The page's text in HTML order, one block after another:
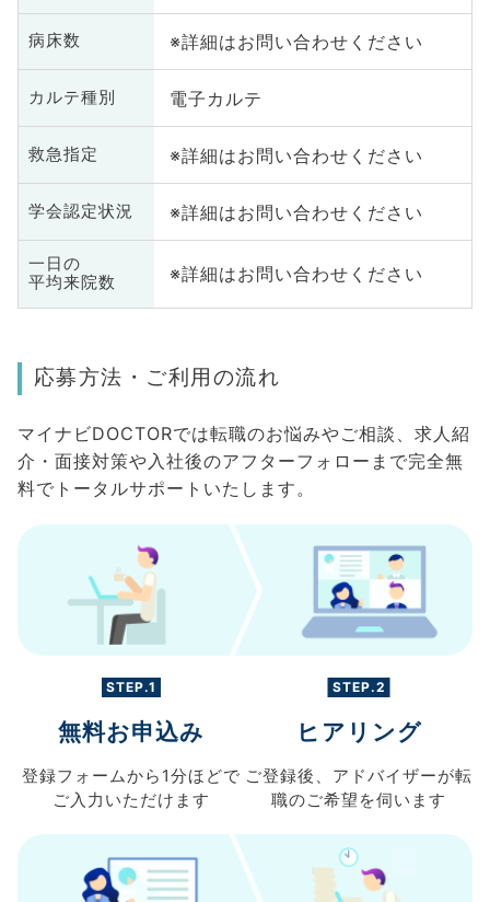
病床数 ※詳細はお問い合わせください
カルテ種別 電子カルテ
救急指定 ※詳細はお問い合わせください
学会認定状況 ※詳細はお問い合わせください
一日の
平均来院数
※詳細はお問い合わせください
応募方法・ご利用の流れ
マイナビDOCTORでは転職のお悩みやご相談、求人紹
介・面接対策や入社後のアフターフォローまで完全無
料でトータルサポートいたします。
STEP.1
無料お申込み
登録フォームから 1分ほどで
ご入力 いただけます
STEP.2
ヒアリング
ご登録後、 アドバイザーが転
職のご希望を伺います